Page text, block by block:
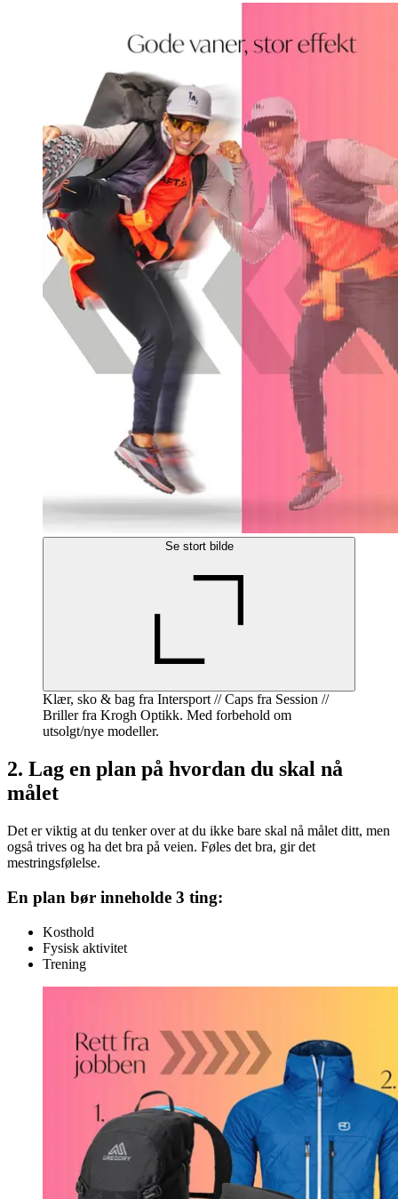
Se stort bilde
Klær, sko & bag fra Intersport // Caps fra Session //
Briller fra Krogh Optikk. Med forbehold om
utsolgt/nye modeller.
2. Lag en plan på hvordan du skal nå
målet
Det er viktig at du tenker over at du ikke bare skal nå målet ditt, men
også trives og ha det bra på veien. Føles det bra, gir det
mestringsfølelse.
En plan bør inneholde 3 ting:
Kosthold
Fysisk aktivitet
Trening